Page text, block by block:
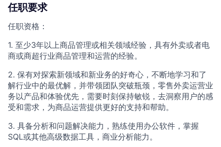
任职要求
任职资格：
1. 至少3年以上商品管理或相关领域经验，具有外卖或者电
商或商超行业商品管理和运营的经验。
2. 保有对探索新领域和新业务的好奇心，不断地学习和了
解行业中的最优解，并带领团队突破瓶颈，零售外卖运营业
务以产品和体验优先，需要时刻保持敏锐，去洞察用户的感
受和需求，为商品运营提供更好的支持和帮助。
3. 具备分析和问题解决能力，熟练使用办公软件，掌握
SQL或其他高级数据工具，商业分析能力。